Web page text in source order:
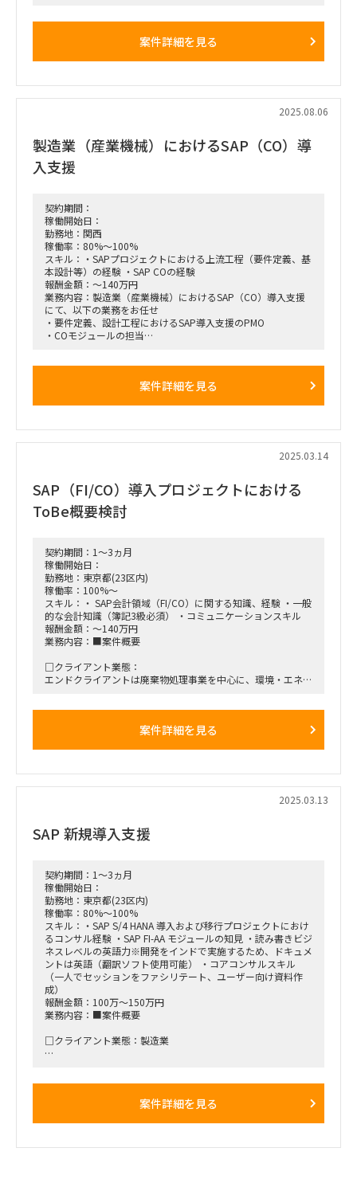
●商流制限：弊社直フリーランスまで
案件詳細を見る
2025.08.06
製造業（産業機械）におけるSAP（CO）導
入支援
契約期間：
稼働開始日：
勤務地：関西
稼働率：80%～100%
スキル：・SAPプロジェクトにおける上流工程（要件定義、基
本設計等）の経験 ・SAP COの経験
報酬金額：～140万円
業務内容：製造業（産業機械）におけるSAP（CO）導入支援
にて、以下の業務をお任せ
・要件定義、設計工程におけるSAP導入支援のPMO
・COモジュールの担当
新幹線交通費および滞在宿泊費は実費精算
案件詳細を見る
2025.03.14
SAP（FI/CO）導入プロジェクトにおける
ToBe概要検討
契約期間：1～3ヵ月
稼働開始日：
勤務地：東京都(23区内)
稼働率：100%～
スキル：・ SAP会計領域（FI/CO）に関する知識、経験 ・一般
的な会計知識（簿記3級必須） ・コミュニケーションスキル
報酬金額：～140万円
業務内容：■案件概要
□クライアント業態：
エンドクライアントは廃棄物処理事業を中心に、環境・エネル
□プロジェクト概要：
□作業内容：
・SAP（FI/CO）導入に向けFit&Gap検証を通じたGap抽出
・Gap解消策検討、策定
・各種討議のファイシリテート、および討議結果取り纏め
※PM業務は担当外
※アサインフェーズ ToBe概要検討
■稼働開始日：2025/4/16 ～ 2025/7末
■稼働率：100％
■働き方/勤務場所：都内（元請オフィス（外苑前）orクライ
アントオフィス（大田区））
案件詳細を見る
2025.03.13
SAP 新規導入支援
契約期間：1～3ヵ月
稼働開始日：
勤務地：東京都(23区内)
稼働率：80%～100%
スキル：・SAP S/4 HANA 導入および移行プロジェクトにおけ
るコンサル経験 ・SAP FI-AA モジュールの知見 ・読み書きビジ
ネスレベルの英語力※開発をインドで実施するため、ドキュメ
ントは英語（翻訳ソフト使用可能） ・コアコンサルスキル
（一人でセッションをファシリテート、ユーザー向け資料作
成）
報酬金額：100万～150万円
業務内容：■案件概要
□クライアント業態：製造業
案件詳細を見る